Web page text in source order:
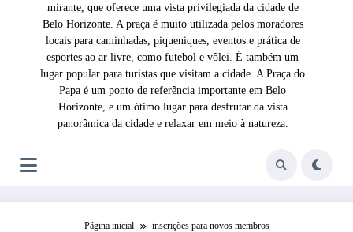
mirante, que oferece uma vista privilegiada da cidade de
Belo Horizonte. A praça é muito utilizada pelos moradores
locais para caminhadas, piqueniques, eventos e prática de
esportes ao ar livre, como futebol e vôlei. É também um
lugar popular para turistas que visitam a cidade. A Praça do
Papa é um ponto de referência importante em Belo
Horizonte, e um ótimo lugar para desfrutar da vista
panorâmica da cidade e relaxar em meio à natureza.
Página inicial inscrições para novos membros